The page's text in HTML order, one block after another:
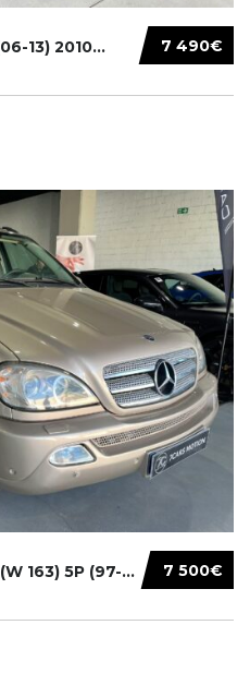
7 490€
13) 2010...
7 500€
MERCEDES BENZ CLASE M (W 163) 5P (97-05) 200...